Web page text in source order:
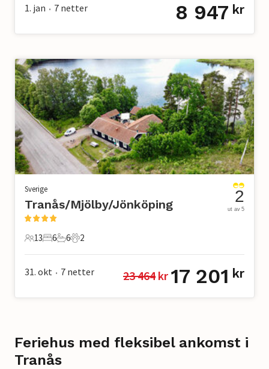
1. jan • 7 netter 8 947 kr
Sverige
Tranås/Mjölby/Jönköping
13 Gjester
13
6 Soverom
6
6 Bad
6
2 Kjæledyr
2
2
ut av 5
31. okt • 7 netter 23 464 kr 17 201 kr
Feriehus med fleksibel ankomst i
Tranås